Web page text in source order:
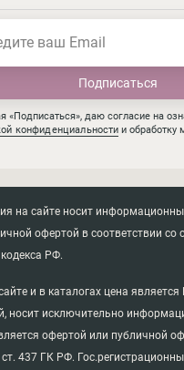
ваш Email
«Подписаться», даю согласие на
конфиденциальности и обработку
на сайте носит
офертой в соответствии со
РФ.
и в каталогах цена
носит исключительно
офертой или публичной
ст. 437 ГК РФ.